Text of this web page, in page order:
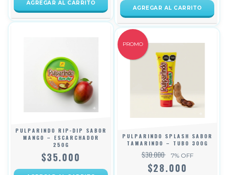
PULPARINDO RIP-DIP SABOR
MANGO – ESCARCHADOR
250G
$35.000
PROMO
PULPARINDO SPLASH SABOR
TAMARINDO – TUBO 300G
$30.000 7% OFF
$28.000